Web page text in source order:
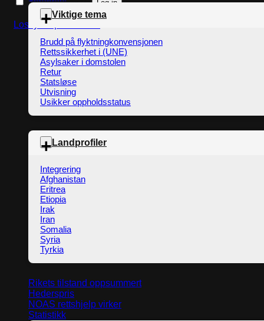
Viktige tema
Brudd på flyktningkonvensjonen
Rettssikkerhet i (UNE)
Asylsaker i domstolen
Retur
Statsløse
Utvisning
Usikker oppholdsstatus
Landprofiler
Integrering
Afghanistan
Eritrea
Etiopia
Irak
Iran
Somalia
Syria
Tyrkia
Rikets tilstand oppsummert
Hederspris
NOAS rettshjelp virker
Statistikk
Log in
Lost your password?